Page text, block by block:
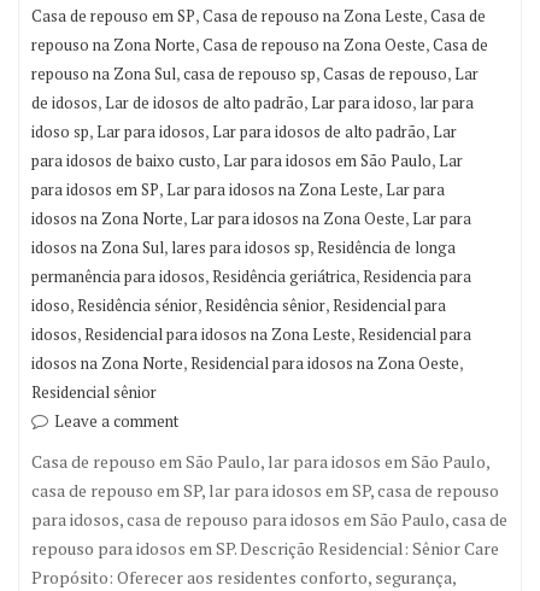
Casa de repouso em SP,Casa de repouso na Zona Leste,Casa de
repouso na Zona Norte,Casa de repouso na Zona Oeste,Casa de
repouso na Zona Sul,casa de repouso sp,Casas de repouso,Lar
de idosos,Lar de idosos de alto padrão,Lar para idoso, lar para
idoso sp,Lar para idosos,Lar para idosos de alto padrão,Lar
para idosos de baixo custo,Lar para idosos em São Paulo,Lar
para idosos em SP,Lar para idosos na Zona Leste,Lar para
idosos na Zona Norte,Lar para idosos na Zona Oeste,Lar para
idosos na Zona Sul, lares para idosos sp,Residência de longa
permanência para idosos,Residência geriátrica,Residencia para
idoso,Residência sénior,Residência sênior,Residencial para
idosos,Residencial para idosos na Zona Leste,Residencial para
idosos na Zona Norte,Residencial para idosos na Zona Oeste,
Residencial sênior
Leave a comment
Casa de repouso em São Paulo, lar para idosos em São Paulo,
casa de repouso em SP, lar para idosos em SP, casa de repouso
para idosos, casa de repouso para idosos em São Paulo, casa de
repouso para idosos em SP. Descrição Residencial: Sênior Care
Propósito: Oferecer aos residentes conforto, segurança,